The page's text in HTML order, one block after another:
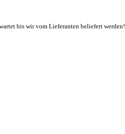
bis wir vom Lieferanten beliefert werden!